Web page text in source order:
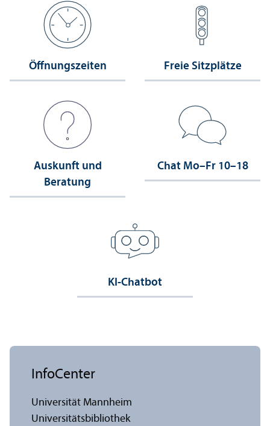
Öffnungs­zeiten Freie Sitzplätze
Auskunft und
Beratung
Chat Mo–Fr 10–18
KI-Chatbot
InfoCenter
Universität Mannheim
Universitäts­bibliothek